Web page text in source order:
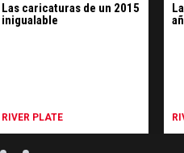
Las caricaturas de un 2015
inigualable
RIVER PLATE